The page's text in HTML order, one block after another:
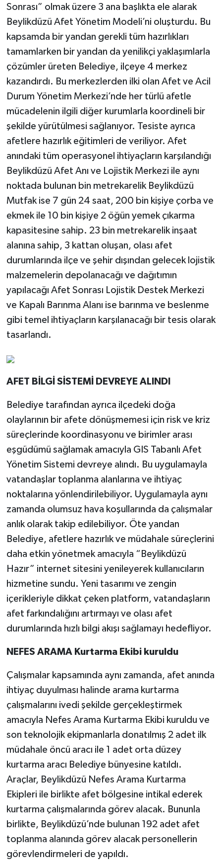
Sonrası” olmak üzere 3 ana başlıkta ele alarak
Beylikdüzü Afet Yönetim Modeli’ni oluşturdu. Bu
kapsamda bir yandan gerekli tüm hazırlıkları
tamamlarken bir yandan da yenilikçi yaklaşımlarla
çözümler üreten Belediye, ilçeye 4 merkez
kazandırdı. Bu merkezlerden ilki olan Afet ve Acil
Durum Yönetim Merkezi’nde her türlü afetle
mücadelenin ilgili diğer kurumlarla koordineli bir
şekilde yürütülmesi sağlanıyor. Tesiste ayrıca
afetlere hazırlık eğitimleri de veriliyor. Afet
anındaki tüm operasyonel ihtiyaçların karşılandığı
Beylikdüzü Afet Anı ve Lojistik Merkezi ile aynı
noktada bulunan bin metrekarelik Beylikdüzü
Mutfak ise 7 gün 24 saat, 200 bin kişiye çorba ve
ekmek ile 10 bin kişiye 2 öğün yemek çıkarma
kapasitesine sahip. 23 bin metrekarelik inşaat
alanına sahip, 3 kattan oluşan, olası afet
durumlarında ilçe ve şehir dışından gelecek lojistik
malzemelerin depolanacağı ve dağıtımın
yapılacağı Afet Sonrası Lojistik Destek Merkezi
ve Kapalı Barınma Alanı ise barınma ve beslenme
gibi temel ihtiyaçların karşılanacağı bir tesis olarak
tasarlandı.
AFET BİLGİ SİSTEMİ DEVREYE ALINDI
Belediye tarafından ayrıca ilçedeki doğa
olaylarının bir afete dönüşmemesi için risk ve kriz
süreçlerinde koordinasyonu ve birimler arası
eşgüdümü sağlamak amacıyla GIS Tabanlı Afet
Yönetim Sistemi devreye alındı. Bu uygulamayla
vatandaşlar toplanma alanlarına ve ihtiyaç
noktalarına yönlendirilebiliyor. Uygulamayla aynı
zamanda olumsuz hava koşullarında da çalışmalar
anlık olarak takip edilebiliyor. Öte yandan
Belediye, afetlere hazırlık ve müdahale süreçlerini
daha etkin yönetmek amacıyla “Beylikdüzü
Hazır” internet sitesini yenileyerek kullanıcıların
hizmetine sundu. Yeni tasarımı ve zengin
içerikleriyle dikkat çeken platform, vatandaşların
afet farkındalığını artırmayı ve olası afet
durumlarında hızlı bilgi akışı sağlamayı hedefliyor.
NEFES ARAMA Kurtarma Ekibi kuruldu
Çalışmalar kapsamında aynı zamanda, afet anında
ihtiyaç duyulması halinde arama kurtarma
çalışmalarını ivedi şekilde gerçekleştirmek
amacıyla Nefes Arama Kurtarma Ekibi kuruldu ve
son teknolojik ekipmanlarla donatılmış 2 adet ilk
müdahale öncü aracı ile 1 adet orta düzey
kurtarma aracı Belediye bünyesine katıldı.
Araçlar, Beylikdüzü Nefes Arama Kurtarma
Ekipleri ile birlikte afet bölgesine intikal ederek
kurtarma çalışmalarında görev alacak. Bununla
birlikte, Beylikdüzü’nde bulunan 192 adet afet
toplanma alanında görev alacak personellerin
görevlendirmeleri de yapıldı.